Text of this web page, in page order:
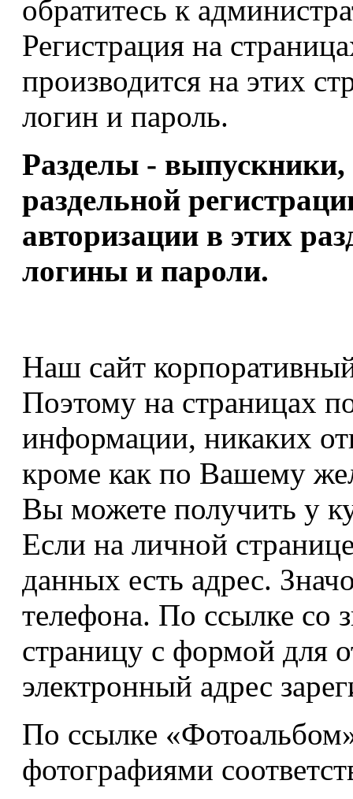
обратитесь к
Регистрация на
производится на этих
логин и пароль.
Разделы -
раздельной
авторизации в этих
логины и пароли.
Наш сайт
Поэтому на страницах
информации, никаких
кроме как по Вашему
Вы можете получить у
Если на личной
данных есть адрес.
телефона. По ссылке со
страницу с формой для
электронный адрес
По ссылке
фотографиями